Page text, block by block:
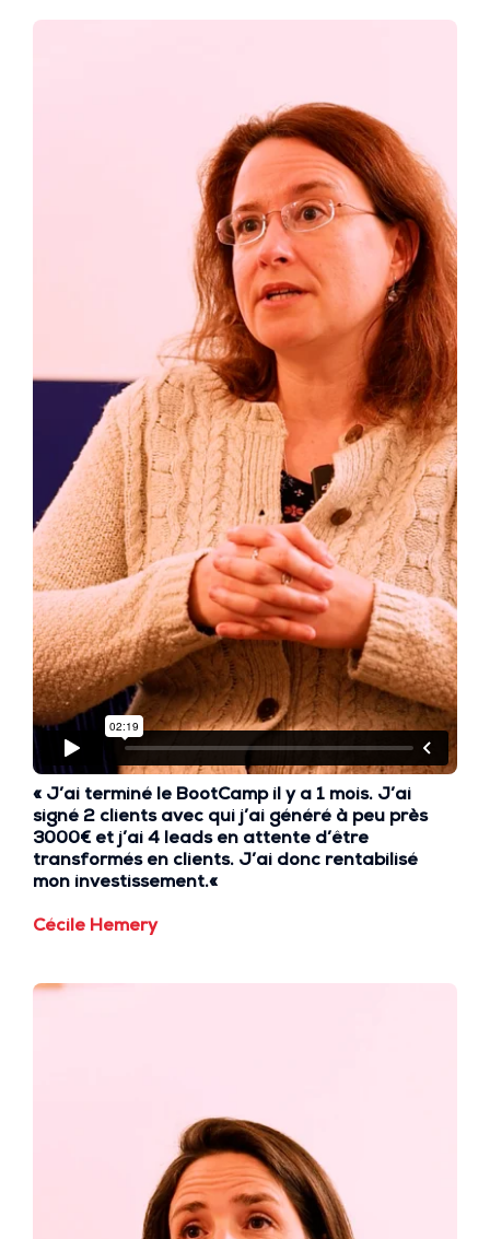
« J’ai terminé le BootCamp il y a 1 mois. J’ai
signé 2 clientsavec qui j’ai généré à peu près
3000€et j’ai 4 leadsen attente d’être
transformés en clients. J’ai donc rentabilisé
mon investissement.«
Cécile Hemery